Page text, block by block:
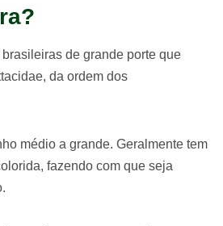
de grande porte que
da ordem dos
médio a grande. Geralmente tem
fazendo com que seja